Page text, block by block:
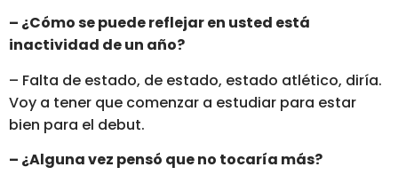
– ¿Cómo se puede reflejar en usted está
inactividad de un año?
– Falta de estado, de estado, estado atlético, diría.
Voy a tener que comenzar a estudiar para estar
bien para el debut.
– ¿Alguna vez pensó que no tocaría más?